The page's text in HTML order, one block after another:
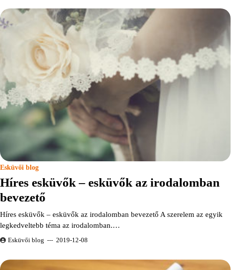
Esküvői blog
Híres esküvők – esküvők az irodalomban
bevezető
Híres esküvők – esküvők az irodalomban bevezető A szerelem az egyik
legkedveltebb téma az irodalomban.…
Esküvői blog 2019-12-08